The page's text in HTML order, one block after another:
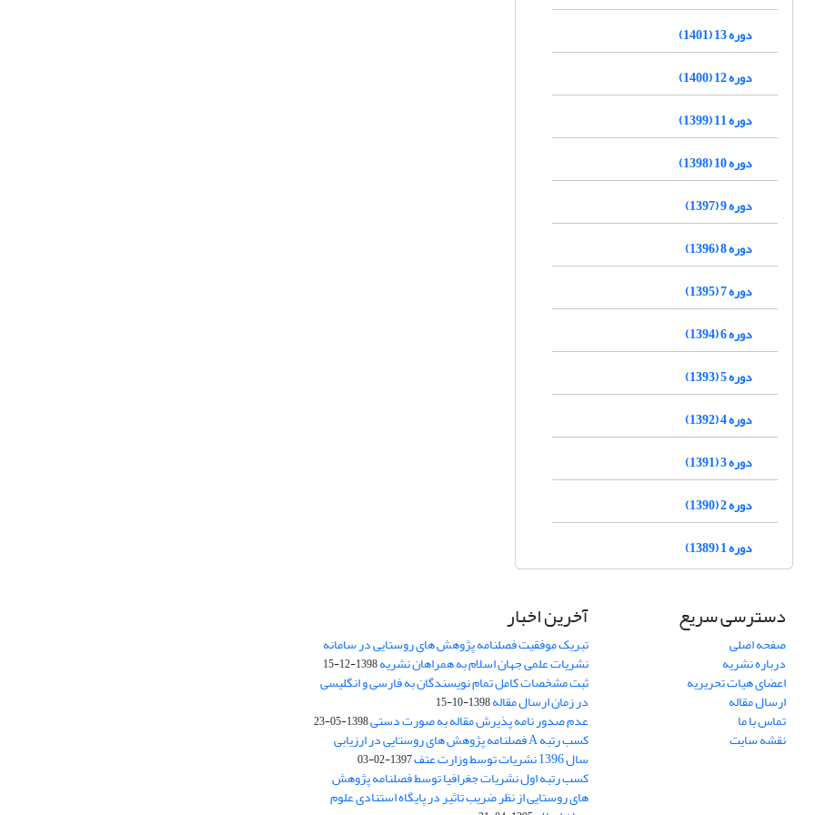
دوره 13 (1401)
دوره 12 (1400)
دوره 11 (1399)
دوره 10 (1398)
دوره 9 (1397)
دوره 8 (1396)
دوره 7 (1395)
دوره 6 (1394)
دوره 5 (1393)
دوره 4 (1392)
دوره 3 (1391)
دوره 2 (1390)
دوره 1 (1389)
دسترسی سریع
صفحه اصلی
درباره نشریه
اعضای هیات تحریریه
ارسال مقاله
تماس با ما
نقشه سایت
آخرین اخبار
تبریک موفقیت فصلنامه پژوهش های روستایی در سامانه
نشریات علمی جهان اسلام به همراهان نشریه1398-12-15
ثبت مشخصات کامل تمام نویسندگان به فارسی و انگلیسی
در زمان ارسال مقاله1398-10-15
عدم صدور نامه پذیرش مقاله به صورت دستی1398-05-23
کسب رتبه A فصلنامه پژوهش های روستایی در ارزیابی
سال 1396 نشریات توسط وزارت عتف 1397-02-03
کسب رتبه اول نشریات جغرافیا توسط فصلنامه پژوهش
های روستایی از نظر ضریب تاثیر در پایگاه استنادی علوم